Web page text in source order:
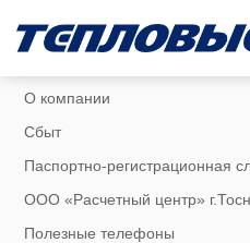
О компании
Сбыт
Паспортно-регистрационная
ООО «Расчетный центр»
Полезные телефоны